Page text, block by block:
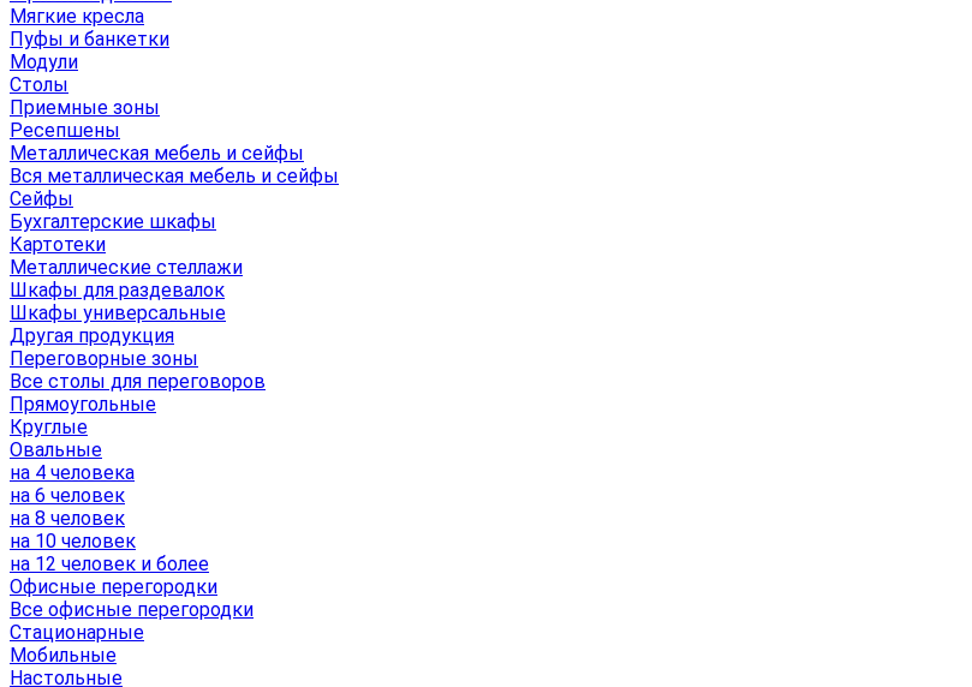
Мягкие кресла
Пуфы и банкетки
Модули
Столы
Приемные зоны
Ресепшены
Металлическая мебель и сейфы
Вся металлическая мебель и сейфы
Сейфы
Бухгалтерские шкафы
Картотеки
Металлические стеллажи
Шкафы для раздевалок
Шкафы универсальные
Другая продукция
Переговорные зоны
Все столы для переговоров
Прямоугольные
Круглые
Овальные
на 4 человека
на 6 человек
на 8 человек
на 10 человек
на 12 человек и более
Офисные перегородки
Все офисные перегородки
Стационарные
Мобильные
Настольные